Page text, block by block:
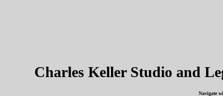
Charles Keller Studio and
Navigate